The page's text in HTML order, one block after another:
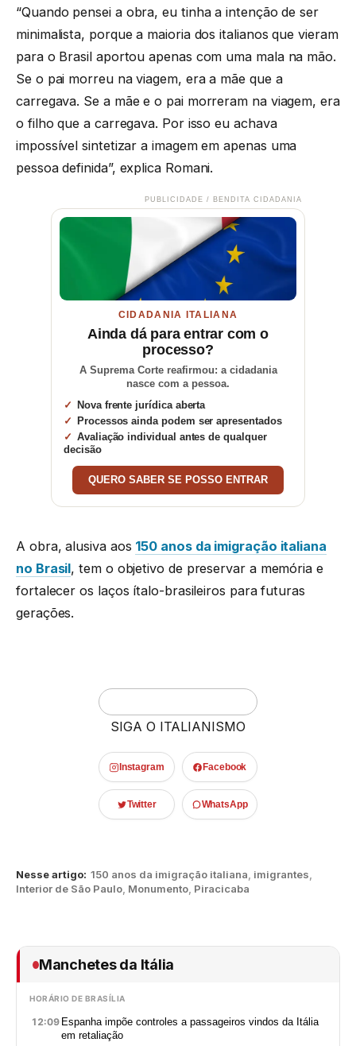
“Quando pensei a obra, eu tinha a intenção de ser
minimalista, porque a maioria dos italianos que vieram
para o Brasil aportou apenas com uma mala na mão.
Se o pai morreu na viagem, era a mãe que a
carregava. Se a mãe e o pai morreram na viagem, era
o filho que a carregava. Por isso eu achava
impossível sintetizar a imagem em apenas uma
pessoa definida”, explica Romani.
PUBLICIDADE / BENDITA CIDADANIA
CIDADANIA ITALIANA
Ainda dá para entrar com o
processo?
A Suprema Corte reafirmou: a cidadania
nasce com a pessoa.
Nova frente jurídica aberta
Processos ainda podem ser apresentados
Avaliação individual antes de qualquer
decisão
QUERO SABER SE POSSO ENTRAR
A obra, alusiva aos 150 anos da imigração italiana
no Brasil, tem o objetivo de preservar a memória e
fortalecer os laços ítalo-brasileiros para futuras
gerações.
SIGA O ITALIANISMO
Instagram Facebook
Twitter WhatsApp
Nesse artigo: 150 anos da imigração italiana, imigrantes,
Interior de São Paulo, Monumento, Piracicaba
Manchetes da Itália
HORÁRIO DE BRASÍLIA
12:09 Espanha impõe controles a passageiros vindos da Itália
em retaliação